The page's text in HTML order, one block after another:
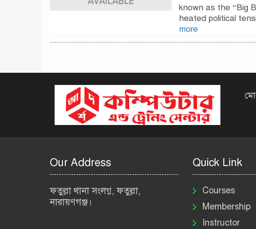
known as the “Big
heated political
more
Our Address
ফতুল্লা থানা সংলগ্ন, ফতুল্লা,
নারায়ণগঞ্জ।
Quick Link
Courses
Membership
Instructor